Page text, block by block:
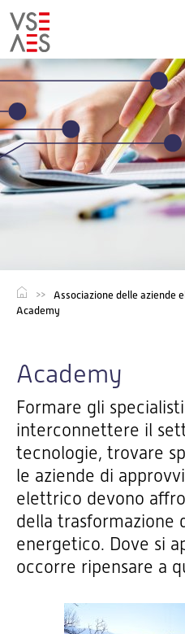
Salta
al
contenuto
principale
Associazione delle aziende
Academy
Academy
Formare gli
interconnettere il
tecnologie, trovare
le aziende di
elettrico devono
della trasformazione
energetico. Dove si
occorre ripensare a